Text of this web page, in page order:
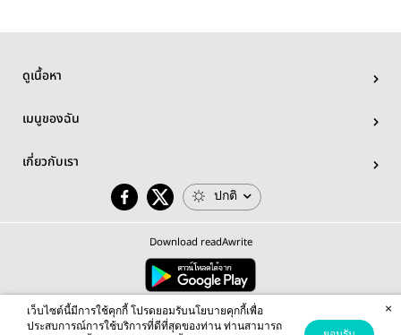
ดูเนื้อหา
เมนูของฉัน
เกี่ยวกับเรา
ปกติ
Download readAwrite
© 2026 readAwrite.com by MEB Corporation Public Company Limited
This site is protected by reCAPTCHA and the Google Privacy Policy Terms of Serviceapply.
เว็บไซต์นี้มีการใช้คุกกี้ โปรดยอมรับนโยบายคุกกี้เพื่อ
ประสบการณ์การใช้บริการที่ดีที่สุดของท่าน ท่านสามารถ
×